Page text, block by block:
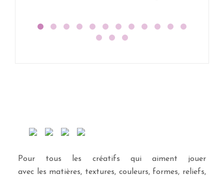
Pour tous les créatifs qui aiment jouer
avec les matières, textures, couleurs, formes, reliefs,